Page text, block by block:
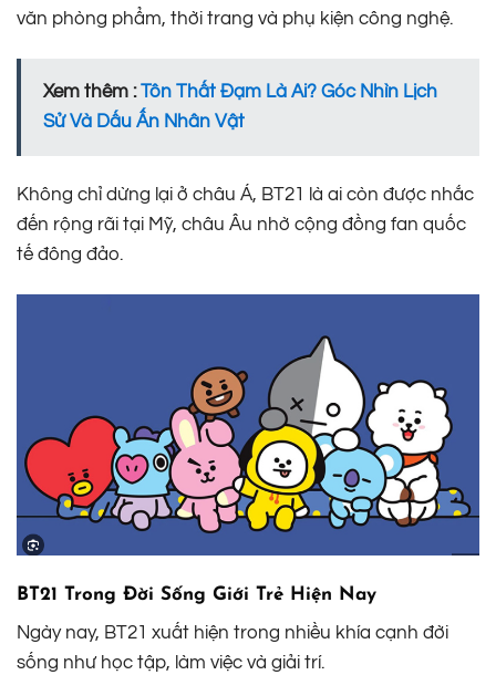
văn phòng phẩm, thời trang và phụ kiện công nghệ.
Xem thêm :Tôn Thất Đạm Là Ai? Góc Nhìn Lịch
Sử Và Dấu Ấn Nhân Vật
Không chỉ dừng lại ở châu Á, BT21 là ai còn được nhắc
đến rộng rãi tại Mỹ, châu Âu nhờ cộng đồng fan quốc
tế đông đảo.
BT21 Trong Đời Sống Giới Trẻ Hiện Nay
Ngày nay, BT21 xuất hiện trong nhiều khía cạnh đời
sống như học tập, làm việc và giải trí.